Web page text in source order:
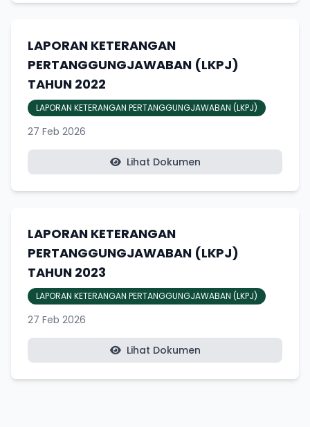
LAPORAN KETERANGAN
PERTANGGUNGJAWABAN (LKPJ)
TAHUN 2022
LAPORAN KETERANGAN PERTANGGUNGJAWABAN (LKPJ)
27 Feb 2026
Lihat Dokumen
LAPORAN KETERANGAN
PERTANGGUNGJAWABAN (LKPJ)
TAHUN 2023
LAPORAN KETERANGAN PERTANGGUNGJAWABAN (LKPJ)
27 Feb 2026
Lihat Dokumen